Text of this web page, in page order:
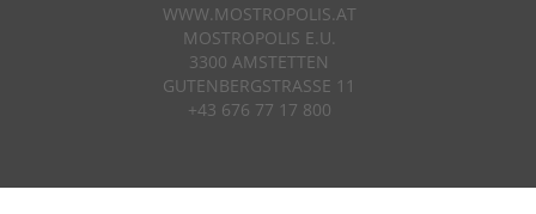
WWW.MOSTROPOLIS.AT
MOSTROPOLIS E.U.
3300 AMSTETTEN
GUTENBERGSTRASSE 11
+43 676 77 17 800